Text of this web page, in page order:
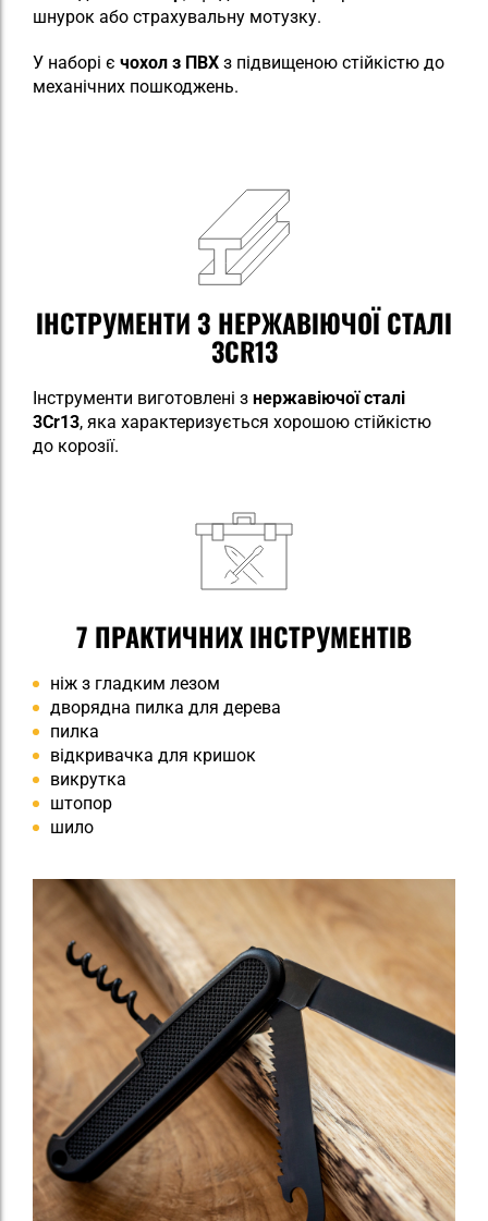
шнурок або страхувальну мотузку.
У наборі є чохол з ПВХ з підвищеною стійкістю до
механічних пошкоджень.
ІНСТРУМЕНТИ З НЕРЖАВІЮЧОЇ СТАЛІ
3CR13
Інструменти виготовлені з нержавіючоїсталі
3Cr13, яка характеризується хорошою стійкістю
до корозії.
7 ПРАКТИЧНИХ ІНСТРУМЕНТІВ
ніж з гладким лезом
дворядна пилка для дерева
пилка
відкривачка для кришок
викрутка
штопор
шило